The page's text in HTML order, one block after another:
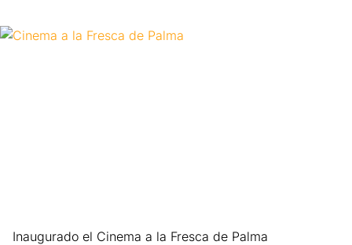
Inaugurado el Cinema a la Fresca de Palma